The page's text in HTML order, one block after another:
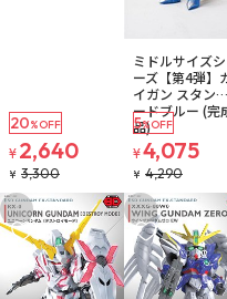
20%OFF
¥ 2,640
¥ 3,300
ミドルサイズ
ーズ【第4弾】
イガン スタンダ
ードブルー (完
品)
5%OFF
¥4,075
¥ 4,290
お気に入りに追加お気に入り